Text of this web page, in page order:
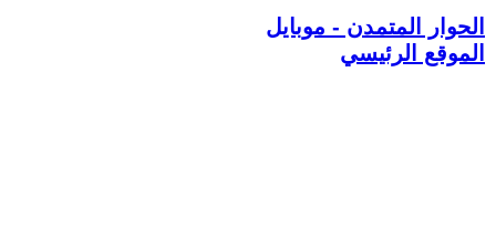
الحوار المتمدن - موبايل
الموقع الرئيسي